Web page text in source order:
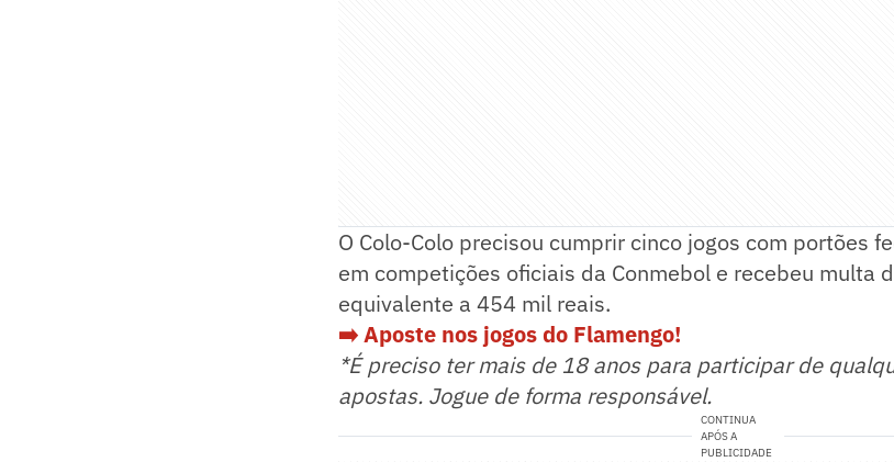
O Colo-Colo precisou cumprir cinco jogos com portões
em competições oficiais da Conmebol e recebeu multa
equivalente a 454 mil reais.
➡️ Aposte nos jogos do Flamengo!
*É preciso ter mais de 18 anos para participar de
apostas. Jogue de forma responsável.
CONTINUA
APÓS A
PUBLICIDADE